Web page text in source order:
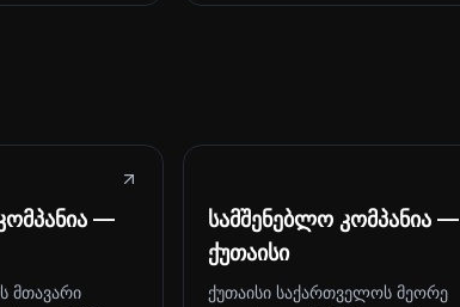
—
მთავარი
სამშენებლო კომპანია —
ქუთაისი
ქუთაისი საქართველოს მეორე